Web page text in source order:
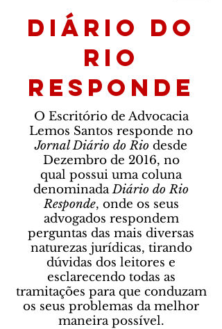
Diário do
Rio
Responde
O Escritório de Advocacia
Lemos Santos responde no
Jornal Diário do Rio desde
Dezembro de 2016, no
qual possui uma coluna
denominadaDiário do Rio
Responde, onde os seus
advogados respondem
perguntas das mais diversas
naturezas jurídicas, tirando
dúvidas dos leitores e
esclarecendo todas as
tramitações para que conduzam
os seus problemas da melhor
maneira possível.